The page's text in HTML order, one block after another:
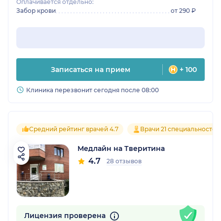
Оплачивается отдельно:
Забор крови
от 290 ₽
Записаться на прием + 100
Клиника перезвонит сегодня после 08:00
Средний рейтинг врачей 4.7 Врачи 21 специальностей
Медлайн на Тверитина
4.7 28 отзывов
Лицензия проверена